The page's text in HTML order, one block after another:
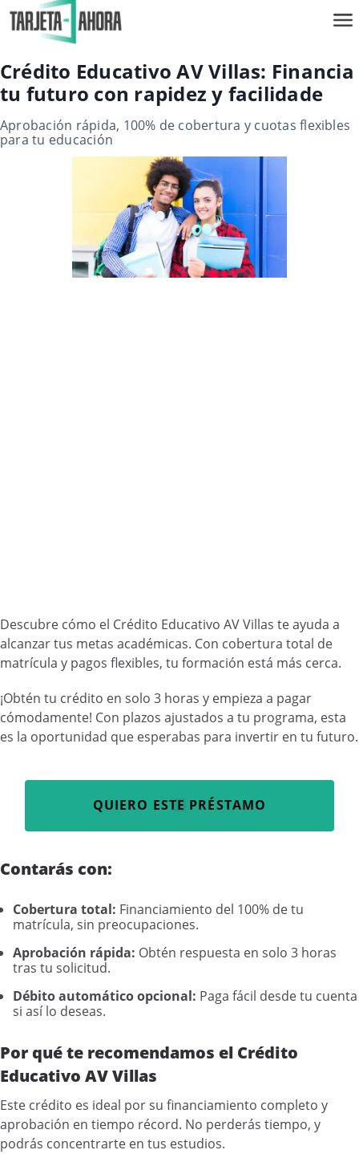
Crédito Educativo AV Villas: Financia
tu futuro con rapidez y facilidade
Aprobación rápida, 100% de cobertura y cuotas flexibles
para tu educación
Descubre cómo el Crédito Educativo AV Villas te ayuda a
alcanzar tus metas académicas. Con cobertura total de
matrícula y pagos flexibles, tu formación está más cerca.
¡Obtén tu crédito en solo 3 horas y empieza a pagar
cómodamente! Con plazos ajustados a tu programa, esta
es la oportunidad que esperabas para invertir en tu futuro.
QUIERO ESTE PRÉSTAMO
Contarás con:
Cobertura total: Financiamiento del 100% de tu
matrícula, sin preocupaciones.
Aprobación rápida: Obtén respuesta en solo 3 horas
tras tu solicitud.
Débito automático opcional: Paga fácil desde tu cuenta
si así lo deseas.
Por qué te recomendamos el Crédito
Educativo AV Villas
Este crédito es ideal por su financiamiento completo y
aprobación en tiempo récord. No perderás tiempo, y
podrás concentrarte en tus estudios.